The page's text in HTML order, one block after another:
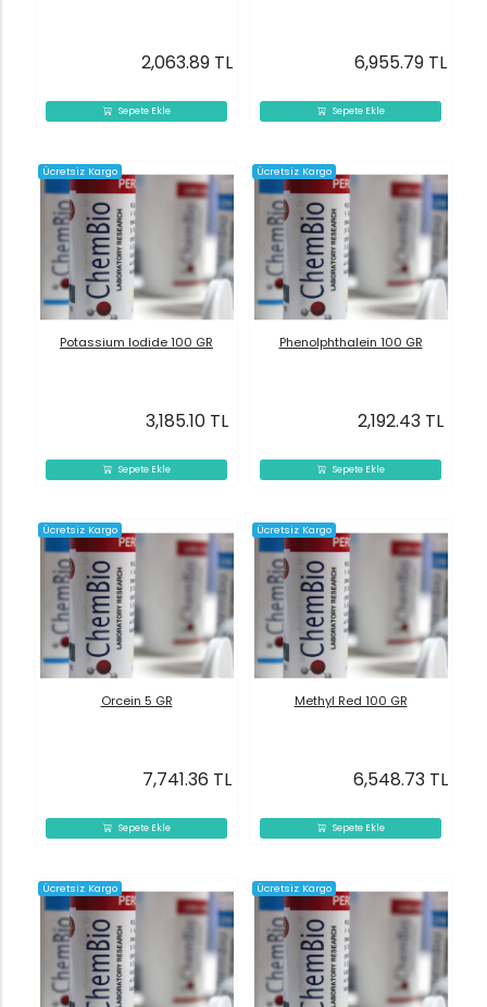
Sepete Ekle
2,063.89 TL
Sepete Ekle
6,955.79 TL
Ücretsiz Kargo
Sepete Ekle
Potassium Iodide 100 GR
3,185.10 TL
Ücretsiz Kargo
Sepete Ekle
Phenolphthalein 100 GR
2,192.43 TL
Ücretsiz Kargo
Sepete Ekle
Orcein 5 GR
7,741.36 TL
Ücretsiz Kargo
Sepete Ekle
Methyl Red 100 GR
6,548.73 TL
Ücretsiz Kargo Ücretsiz Kargo